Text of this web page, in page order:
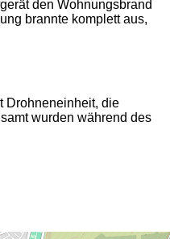
den Wohnungsbrand
brannte komplett aus,
Drohneneinheit, die
wurden während des